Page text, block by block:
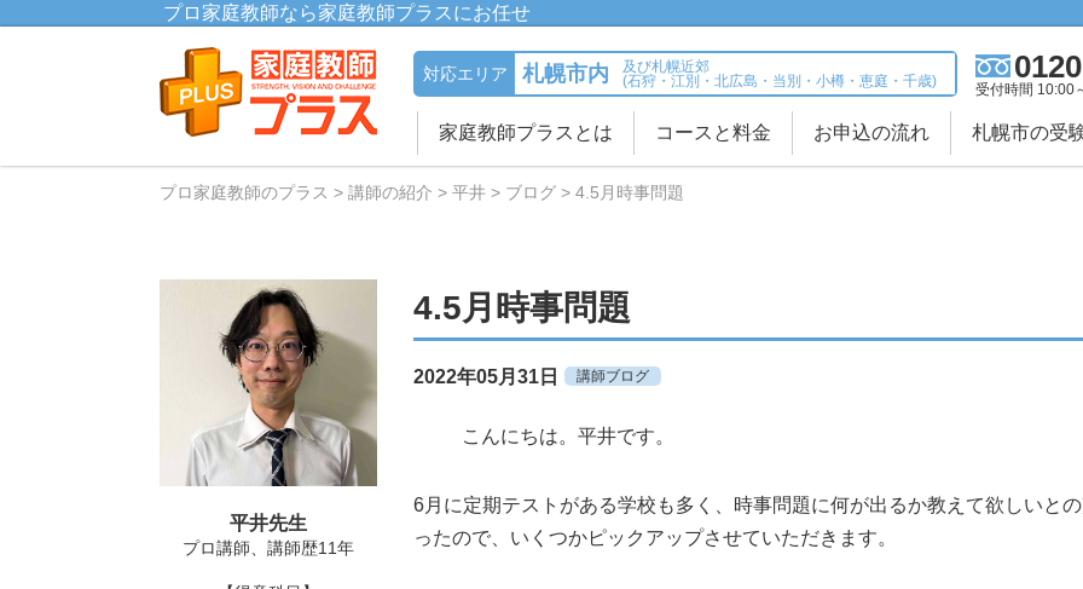
プロ家庭教師なら家庭教師プラスにお任せ
対応エリア 札幌市内
及び札幌近郊
(石狩・江別・北広島・当別・小樽・恵庭・千歳)
受付時間 10:00
家庭教師プラスとは コースと料金 お申込の流れ 札幌市の受
プロ家庭教師のプラス 講師の紹介 平井 ブログ 4.5月時事問題
4.5月時事問題
2022年05月31日 講師ブログ
こんにちは。平井です。
6月に定期テストがある学校も多く、時事問題に何が出るか教えて欲しいと
ったので、いくつかピックアップさせていただきます。
平井先生
プロ講師、講師歴11年